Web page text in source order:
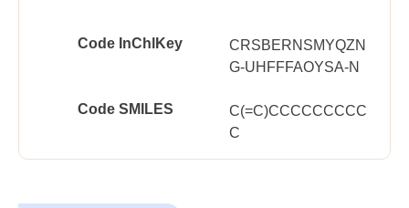
Code InChlKey
CRSBERNSMYQZN
G-UHFFFAOYSA-N
Code SMILES
C(=C)CCCCCCCCC
C